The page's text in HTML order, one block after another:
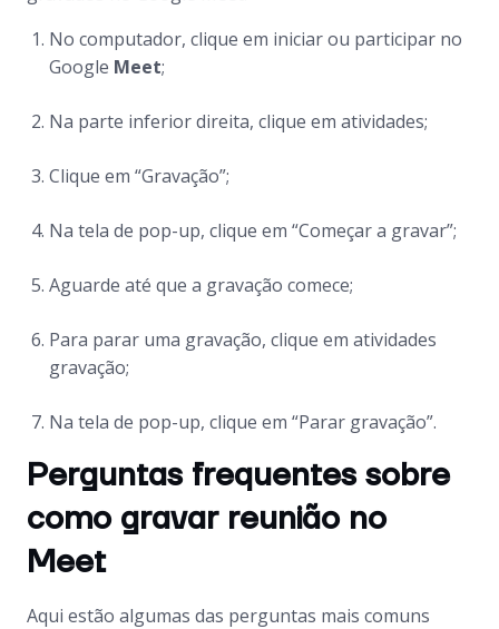
No computador, clique em iniciar ou participar no
Google Meet;
Na parte inferior direita, clique em atividades;
Clique em “Gravação”;
Na tela de pop-up, clique em “Começar a gravar”;
Aguarde até que a gravação comece;
Para parar uma gravação, clique em atividades
gravação;
Na tela de pop-up, clique em “Parar gravação”.
Perguntas frequentes sobre
como gravar reunião no
Meet
Aqui estão algumas das perguntas mais comuns